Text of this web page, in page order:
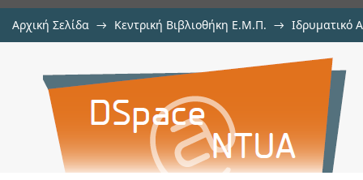
Αρχική Σελίδα → Κεντρική Βιβλιοθήκη Ε.Μ.Π. → Ιδρυματικό
Biotechnological conversions
Yarrowia lipolytica strains